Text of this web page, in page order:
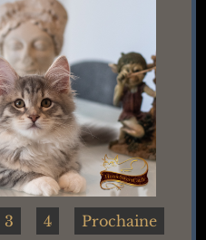
3 4 Prochaine